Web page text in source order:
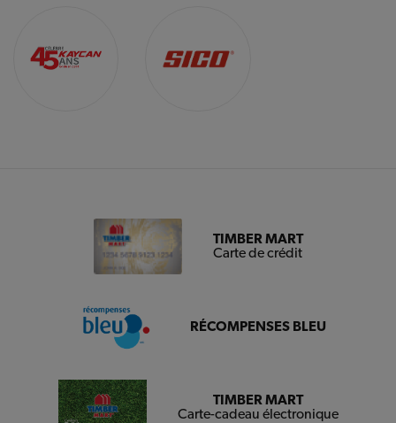
TIMBER MART
Carte de crédit
RÉCOMPENSES BLEU
TIMBER MART
Carte-cadeau électronique